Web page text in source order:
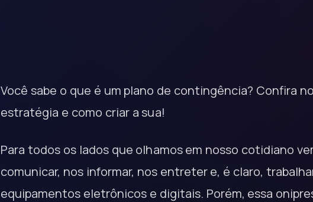
Você sabe o que é um plano de contingência? Confira
estratégia e como criar a sua!
Para todos os lados que olhamos em nosso cotidiano
comunicar, nos informar, nos entreter e, é claro,
equipamentos eletrônicos e digitais. Porém, essa